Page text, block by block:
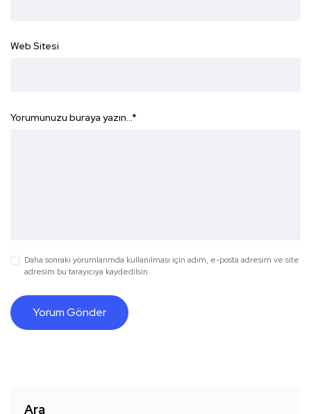
Web Sitesi
Yorumunuzu buraya yazın...*
Daha sonraki yorumlarımda kullanılması için adım, e-posta adresim ve site
adresim bu tarayıcıya kaydedilsin.
Ara